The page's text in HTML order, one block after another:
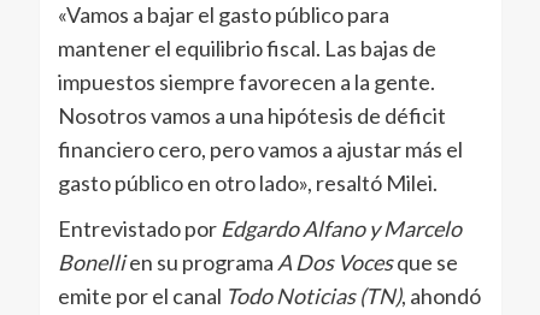
«Vamos a bajar el gasto público para
mantener el equilibrio fiscal. Las bajas de
impuestos siempre favorecen a la gente.
Nosotros vamos a una hipótesis de déficit
financiero cero, pero vamos a ajustar más el
gasto público en otro lado», resaltó Milei.
Entrevistado por Edgardo Alfano y Marcelo
Bonellien su programa A Dos Vocesque se
emite por el canal Todo Noticias (TN), ahondó